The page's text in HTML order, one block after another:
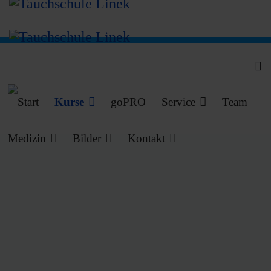
Kurse goPRO Service Team
Medizin Bilder Kontakt